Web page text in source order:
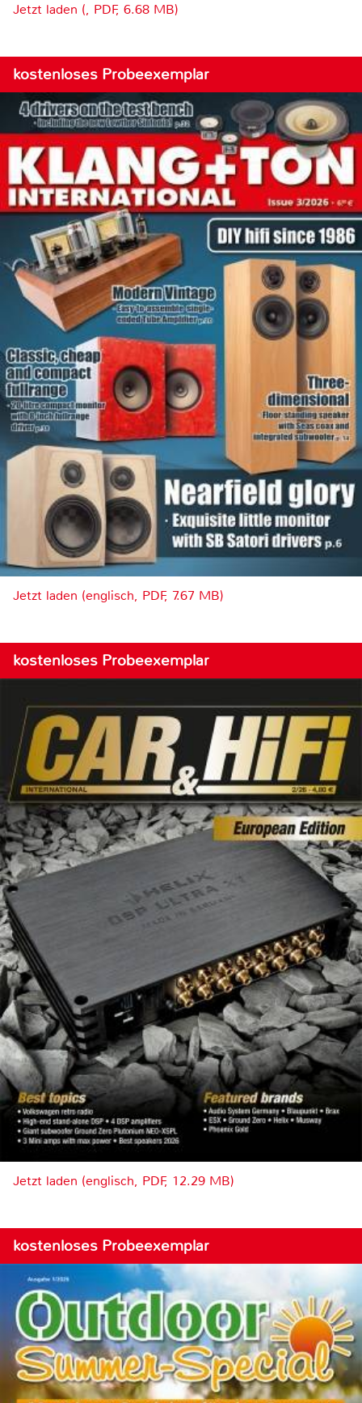
Jetzt laden (, PDF, 6.68 MB)
kostenloses Probeexemplar
Jetzt laden (englisch, PDF, 7.67 MB)
kostenloses Probeexemplar
Jetzt laden (englisch, PDF, 12.29 MB)
kostenloses Probeexemplar